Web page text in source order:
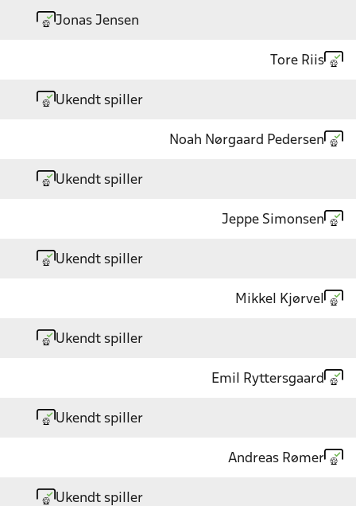
Jonas Jensen
Tore Riis
Ukendt spiller
Noah Nørgaard Pedersen
Ukendt spiller
Jeppe Simonsen
Ukendt spiller
Mikkel Kjørvel
Ukendt spiller
Emil Ryttersgaard
Ukendt spiller
Andreas Rømer
Ukendt spiller